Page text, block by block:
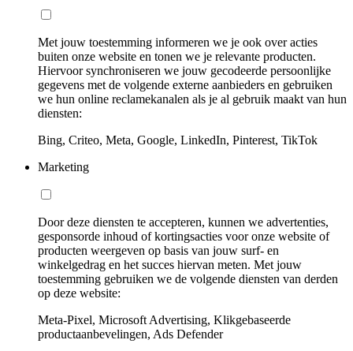
Met jouw toestemming informeren we je ook over acties
buiten onze website en tonen we je relevante producten.
Hiervoor synchroniseren we jouw gecodeerde persoonlijke
gegevens met de volgende externe aanbieders en gebruiken
we hun online reclamekanalen als je al gebruik maakt van hun
diensten:
Bing, Criteo, Meta, Google, LinkedIn, Pinterest, TikTok
Marketing
Door deze diensten te accepteren, kunnen we advertenties,
gesponsorde inhoud of kortingsacties voor onze website of
producten weergeven op basis van jouw surf- en
winkelgedrag en het succes hiervan meten. Met jouw
toestemming gebruiken we de volgende diensten van derden
op deze website:
Meta-Pixel, Microsoft Advertising, Klikgebaseerde
productaanbevelingen, Ads Defender